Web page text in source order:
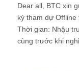
Dear all, BTC xin
ký tham dự
Thời gian: Nhậu
cùng trước khi nghỉ